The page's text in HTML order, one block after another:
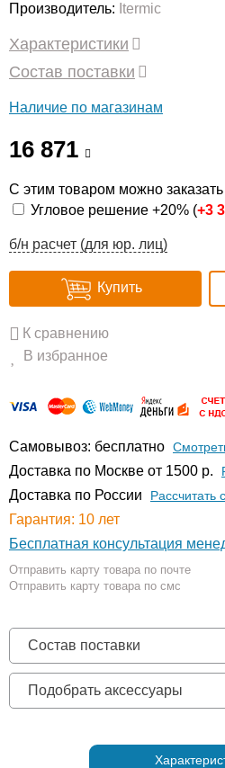
Производитель: Itermic
Характеристики
Состав поставки
Наличие по магазинам
16 871
С этим товаром можно заказать
Угловое решение +20% (+3
б/н расчет (для юр. лиц)
Купить
К сравнению
В избранное
Самовывоз: бесплатно
Доставка по Москве от 1500 р.
Доставка по России Рассчитать
Гарантия: 10 лет
Бесплатная консультация
Отправить карту товара по почте
Отправить карту товара по смс
Состав поставки
Подобрать аксессуары